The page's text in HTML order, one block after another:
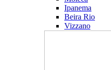
Ipanema
Beira Rio
Vizzano